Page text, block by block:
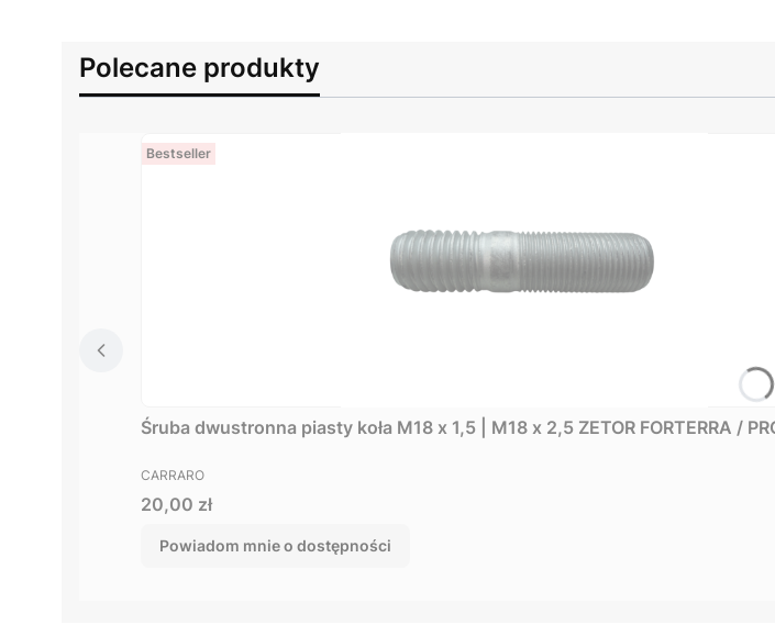
Polecane produkty
Bestseller
Śruba dwustronna piasty koła M18 x 1,5 | M18 x 2,5 ZETOR FORTERRA /
PRODUCENT
CARRARO
Cena
20,00 zł
Powiadom mnie o dostępności